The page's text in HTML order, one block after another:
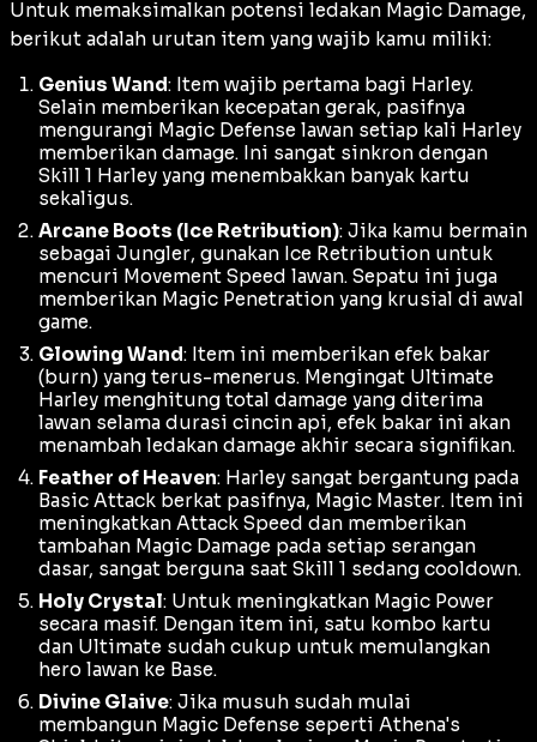
Untuk memaksimalkan potensi ledakan Magic Damage,
berikut adalah urutan item yang wajib kamu miliki:
Genius Wand: Item wajib pertama bagi Harley.
Selain memberikan kecepatan gerak, pasifnya
mengurangi Magic Defense lawan setiap kali Harley
memberikan damage. Ini sangat sinkron dengan
Skill 1 Harley yang menembakkan banyak kartu
sekaligus.
Arcane Boots (Ice Retribution): Jika kamu bermain
sebagai Jungler, gunakan Ice Retribution untuk
mencuri Movement Speed lawan. Sepatu ini juga
memberikan Magic Penetration yang krusial di awal
game.
Glowing Wand: Item ini memberikan efek bakar
(burn) yang terus-menerus. Mengingat Ultimate
Harley menghitung total damage yang diterima
lawan selama durasi cincin api, efek bakar ini akan
menambah ledakan damage akhir secara signifikan.
Feather of Heaven: Harley sangat bergantung pada
Basic Attack berkat pasifnya, Magic Master. Item ini
meningkatkan Attack Speed dan memberikan
tambahan Magic Damage pada setiap serangan
dasar, sangat berguna saat Skill 1 sedang cooldown.
Holy Crystal: Untuk meningkatkan Magic Power
secara masif. Dengan item ini, satu kombo kartu
dan Ultimate sudah cukup untuk memulangkan
hero lawan ke Base.
Divine Glaive: Jika musuh sudah mulai
membangun Magic Defense seperti Athena's